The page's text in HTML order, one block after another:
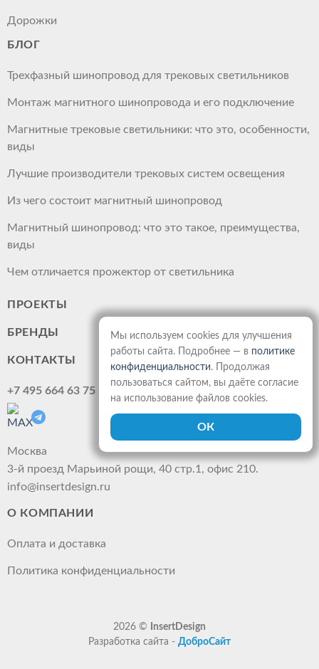
Дорожки
БЛОГ
Трехфазный шинопровод для трековых светильников
Монтаж магнитного шинопровода и его подключение
Магнитные трековые светильники: что это, особенности,
виды
Лучшие производители трековых систем освещения
Из чего состоит магнитный шинопровод
Магнитный шинопровод: что это такое, преимущества,
виды
Чем отличается прожектор от светильника
ПРОЕКТЫ
БРЕНДЫ
КОНТАКТЫ
+7 495 664 63 75
Москва
3-й проезд Марьиной рощи, 40 стр.1, офис 210.
info@insertdesign.ru
О КОМПАНИИ
Оплата и доставка
Политика конфиденциальности
2026 ©
InsertDesign
Разработка сайта - ДоброСайт
Мы используем cookies для улучшения
работы сайта. Подробнее — в политике
конфиденциальности. Продолжая
пользоваться сайтом, вы даёте согласие
на использование файлов cookies.